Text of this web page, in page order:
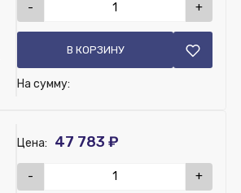
- +
В КОРЗИНУ
На сумму:
Цена: 47 783 ₽
- +